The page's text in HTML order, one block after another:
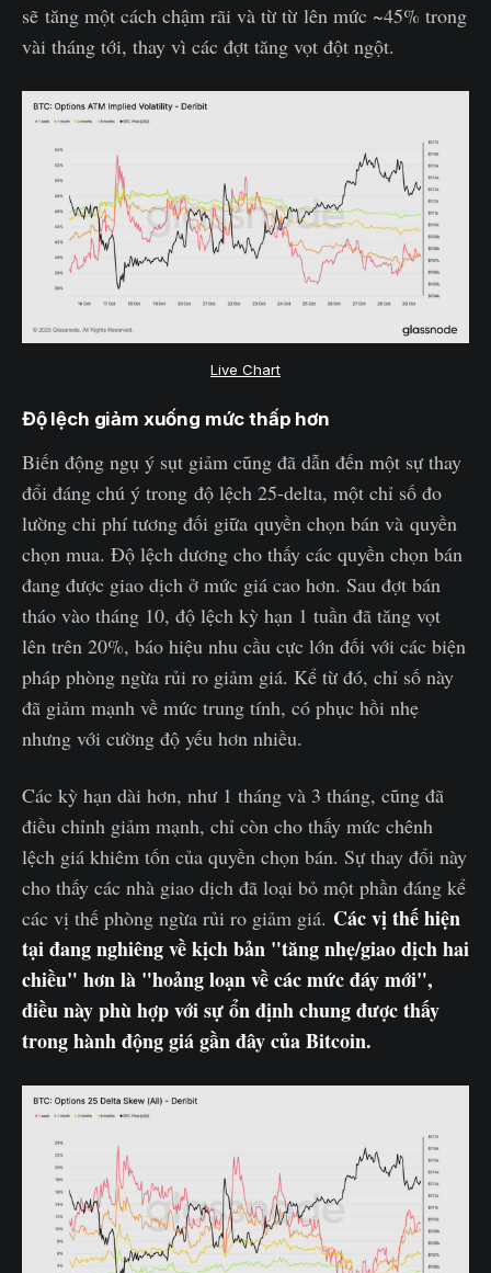
sẽ tăng một cách chậm rãi và từ từ lên mức ~45% trong
vài tháng tới, thay vì các đợt tăng vọt đột ngột.
Live Chart
Độ lệch giảm xuống mức thấp hơn
Biến động ngụ ý sụt giảm cũng đã dẫn đến một sự thay
đổi đáng chú ý trong độ lệch 25-delta, một chỉ số đo
lường chi phí tương đối giữa quyền chọn bán và quyền
chọn mua. Độ lệch dương cho thấy các quyền chọn bán
đang được giao dịch ở mức giá cao hơn. Sau đợt bán
tháo vào tháng 10, độ lệch kỳ hạn 1 tuần đã tăng vọt
lên trên 20%, báo hiệu nhu cầu cực lớn đối với các biện
pháp phòng ngừa rủi ro giảm giá. Kể từ đó, chỉ số này
đã giảm mạnh về mức trung tính, có phục hồi nhẹ
nhưng với cường độ yếu hơn nhiều.
Các kỳ hạn dài hơn, như 1 tháng và 3 tháng, cũng đã
điều chỉnh giảm mạnh, chỉ còn cho thấy mức chênh
lệch giá khiêm tốn của quyền chọn bán. Sự thay đổi này
cho thấy các nhà giao dịch đã loại bỏ một phần đáng kể
các vị thế phòng ngừa rủi ro giảm giá. Các vị thế hiện
tại đang nghiêng về kịch bản "tăng nhẹ/giao dịch hai
chiều" hơn là "hoảng loạn về các mức đáy mới",
điều này phù hợp với sự ổn định chung được thấy
trong hành động giá gần đây của Bitcoin.